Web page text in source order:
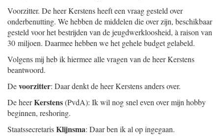
Voorzitter. De heer Kerstens heeft een vraag gesteld over
onderbenutting. We hebben de middelen die over zijn, beschikbaar
gesteld voor het bestrijden van de jeugdwerkloosheid, à raison van
30 miljoen. Daarmee hebben we het gehele budget gelabeld.
Volgens mij heb ik hiermee alle vragen van de heer Kerstens
beantwoord.
Devoorzitter: Daar denkt de heer Kerstens anders over.
De heerKerstens(PvdA): Ik wil nog snel even over mijn hobby
beginnen, reshoring.
StaatssecretarisKlijnsma: Daar ben ik al op ingegaan.